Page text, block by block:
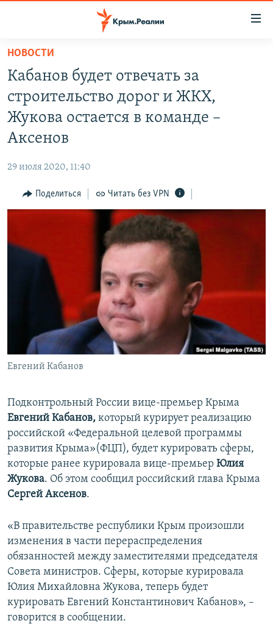
Вернуться
основному
содержанию
Вернутся
главной
Вернутся
поиску
НОВОСТИ
СПЕЦПРОЕКТЫ
ВОДА
ИСТОРИЯ
ИНФОГРАФИКА
ТЕЛЕПРОЕКТ КРЫМ.РЕАЛИИ
СОВЕТЫ ПРАВОЗАЩИТНИКОВ
ПРОПАВШИЕ БЕЗ ВЕСТИ
ПОБЕДИТЕЛЕЙ НЕ СУДЯТ?
КРЫМ.НЕПОКОРЕННЫЙ
УКРАИНСКАЯ ПРОБЛЕМА КРЫМА
РАДІО СВОБОДА
КАК ОБОЙТИ БЛОКИРОВКУ
Qırımtatar
ПРИСОЕДИНЯЙТЕСЬ!
Все сайты RFE/RL
НОВОСТИ
Кабанов будет отвечать за
строительство дорог и ЖКХ,
Жукова остается в команде –
Аксенов
29 июля 2020, 11:40
Поделиться Читать без VPN
Евгений Кабанов
Подконтрольный России вице-премьер Крыма
Евгений Кабанов, который курирует реализацию
российской «Федеральной целевой программы
развития Крыма»(ФЦП), будет курировать сферы,
которые ранее курировала вице-премьер Юлия
Жукова. Об этом сообщил российский глава Крыма
Сергей Аксенов.
«В правительстве республики Крым произошли
изменения в части перераспределения
обязанностей между заместителями председателя
Совета министров. Сферы, которые курировала
Юлия Михайловна Жукова, теперь будет
курировать Евгений Константинович Кабанов», –
говорится в сообщении.